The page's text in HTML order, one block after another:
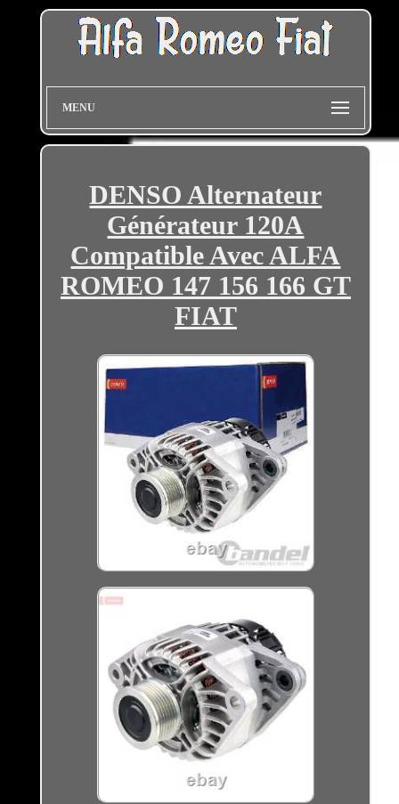
MENU
DENSO Alternateur
Générateur 120A
Compatible Avec ALFA
ROMEO 147 156 166 GT
FIAT